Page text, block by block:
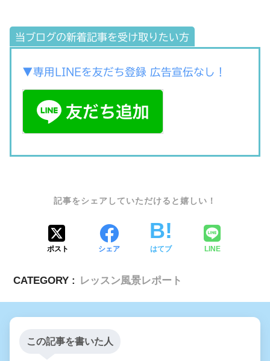
当ブログの新着記事を受け取りたい方
▼専用LINEを友だち登録 広告宣伝なし！
ポスト シェア はてブ LINE
CATEGORY : レッスン風景レポート
この記事を書いた人